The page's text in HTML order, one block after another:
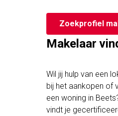
Zoekprofiel
Makelaar
Wil jij hulp van een
bij het aankopen of
een woning in
vindt je